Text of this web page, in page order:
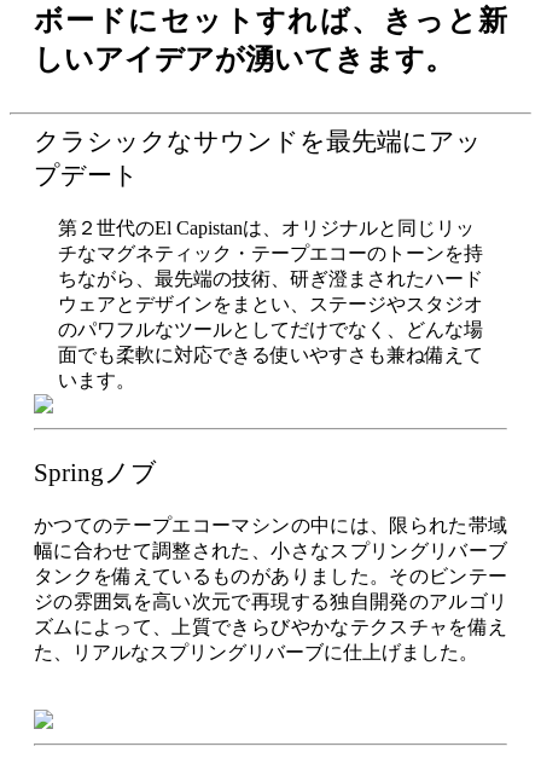
ボードにセットすれば、きっと新
しいアイデアが湧いてきます。
クラシックなサウンドを最先端にアッ
プデート
第２世代のEl Capistanは、オリジナルと同じリッ
チなマグネティック・テープエコーのトーンを持
ちながら、最先端の技術、研ぎ澄まされたハード
ウェアとデザインをまとい、ステージやスタジオ
のパワフルなツールとしてだけでなく、どんな場
面でも柔軟に対応できる使いやすさも兼ね備えて
います。
Springノブ
かつてのテープエコーマシンの中には、限られた帯域
幅に合わせて調整された、小さなスプリングリバーブ
タンクを備えているものがありました。そのビンテー
ジの雰囲気を高い次元で再現する独自開発のアルゴリ
ズムによって、上質できらびやかなテクスチャを備え
た、リアルなスプリングリバーブに仕上げました。